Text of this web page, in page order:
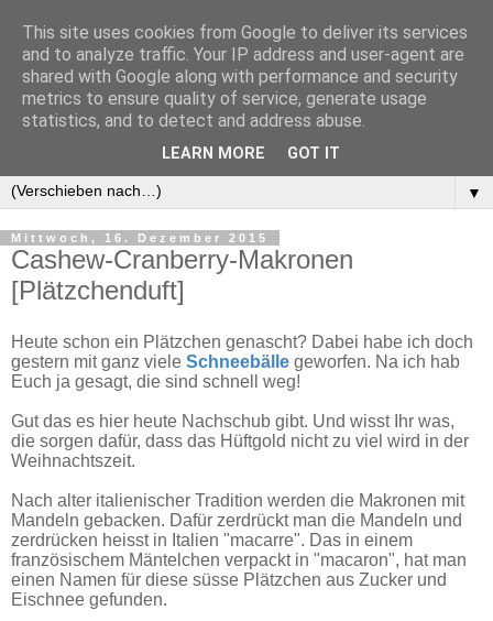
▼
Mittwoch, 16. Dezember 2015
Cashew-Cranberry-Makronen
[Plätzchenduft]
Heute schon ein Plätzchen genascht? Dabei habe ich doch
gestern mit ganz viele Schneebälle geworfen. Na ich hab
Euch ja gesagt, die sind schnell weg!
Gut das es hier heute Nachschub gibt. Und wisst Ihr was,
die sorgen dafür, dass das Hüftgold nicht zu viel wird in der
Weihnachtszeit.
Nach alter italienischer Tradition werden die Makronen mit
Mandeln gebacken. Dafür zerdrückt man die Mandeln und
zerdrücken heisst in Italien "macarre". Das in einem
französischem Mäntelchen verpackt in "macaron", hat man
einen Namen für diese süsse Plätzchen aus Zucker und
Eischnee gefunden.
This site uses cookies from Google to deliver its services
and to analyze traffic. Your IP address and user-agent are
shared with Google along with performance and security
metrics to ensure quality of service, generate usage
statistics, and to detect and address abuse.
LEARN MORE GOT IT